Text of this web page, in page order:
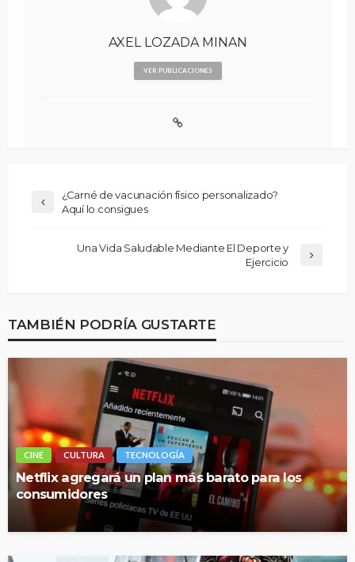
AXEL LOZADA MINAN
VER PUBLICACIONES
¿Carné de vacunación físico personalizado?
Aquí lo consigues
Una Vida Saludable Mediante El Deporte y
Ejercicio
TAMBIÉN PODRÍA GUSTARTE
CINE CULTURA TECNOLOGÍA
Netflix agregará un plan más barato para los
consumidores